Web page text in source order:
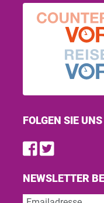
FOLGEN SIE UNS
Find us
Follow
NEWSLETTER